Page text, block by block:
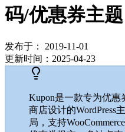
码/优惠券主题
发布于：
2019-11-01
更新时间： 2025-04-23
Kupon是一款专为优
商店设计的WordPress
局，支持